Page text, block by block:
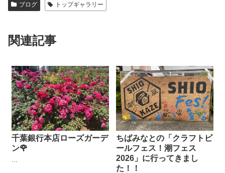
ブログ トップギャラリー
関連記事
千葉銀行本店ローズガーデ
ン🌹
ちばみなとの「クラフトビ
ールフェス！潮フェス
2026」に行ってきまし
た！！